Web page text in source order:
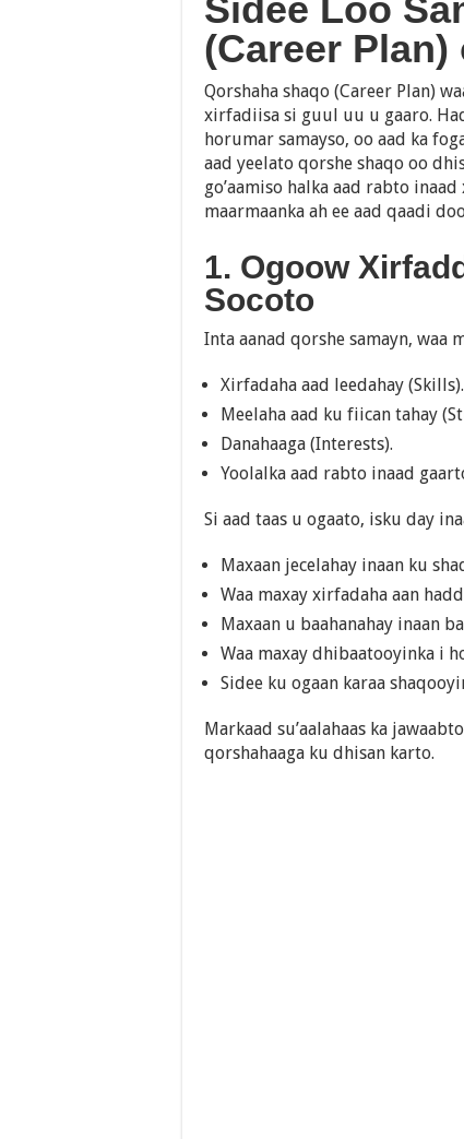
Sidee Loo
(Career
Qorshaha shaqo (Career Plan)
xirfadiisa si guul uu u gaaro.
horumar samayso, oo aad ka
aad yeelato qorshe shaqo oo
go’aamiso halka aad rabto
maarmaanka ah ee aad qaadi
1. Ogoow
Socoto
Inta aanad qorshe samayn, waa
Xirfadaha aad leedahay (Skills).
Meelaha aad ku fiican tahay
Danahaaga (Interests).
Yoolalka aad rabto inaad
Si aad taas u ogaato, isku day
Maxaan jecelahay inaan ku
Waa maxay xirfadaha aan
Maxaan u baahanahay inaan
Waa maxay dhibaatooyinka i
Sidee ku ogaan karaa
Markaad su’aalahaas ka
qorshahaaga ku dhisan karto.